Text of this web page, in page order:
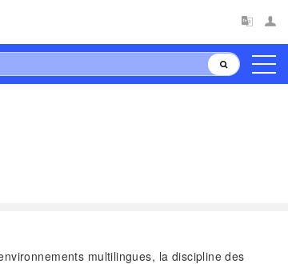
multilingues, la discipline des